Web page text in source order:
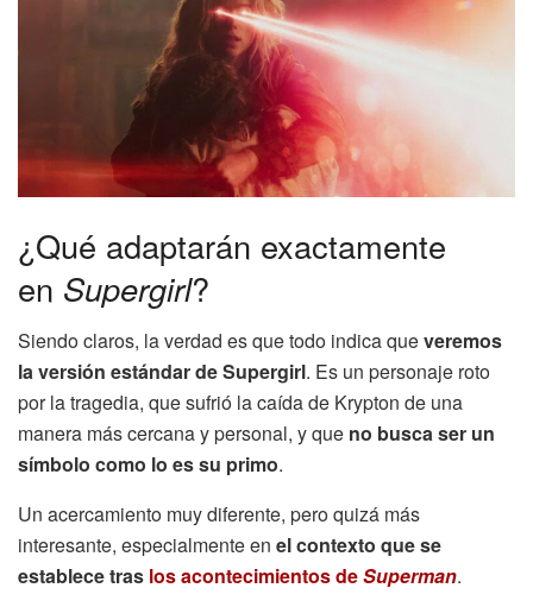
¿Qué adaptarán exactamente
en Supergirl?
Siendo claros, la verdad es que todo indica queveremos
la versión estándar de Supergirl. Es un personaje roto
por la tragedia, que sufrió la caída de Krypton de una
manera más cercana y personal, y que no busca ser un
símbolo como lo es su primo.
Un acercamiento muy diferente, pero quizá más
interesante, especialmente en el contexto que se
establece tras los acontecimientos deSuperman.